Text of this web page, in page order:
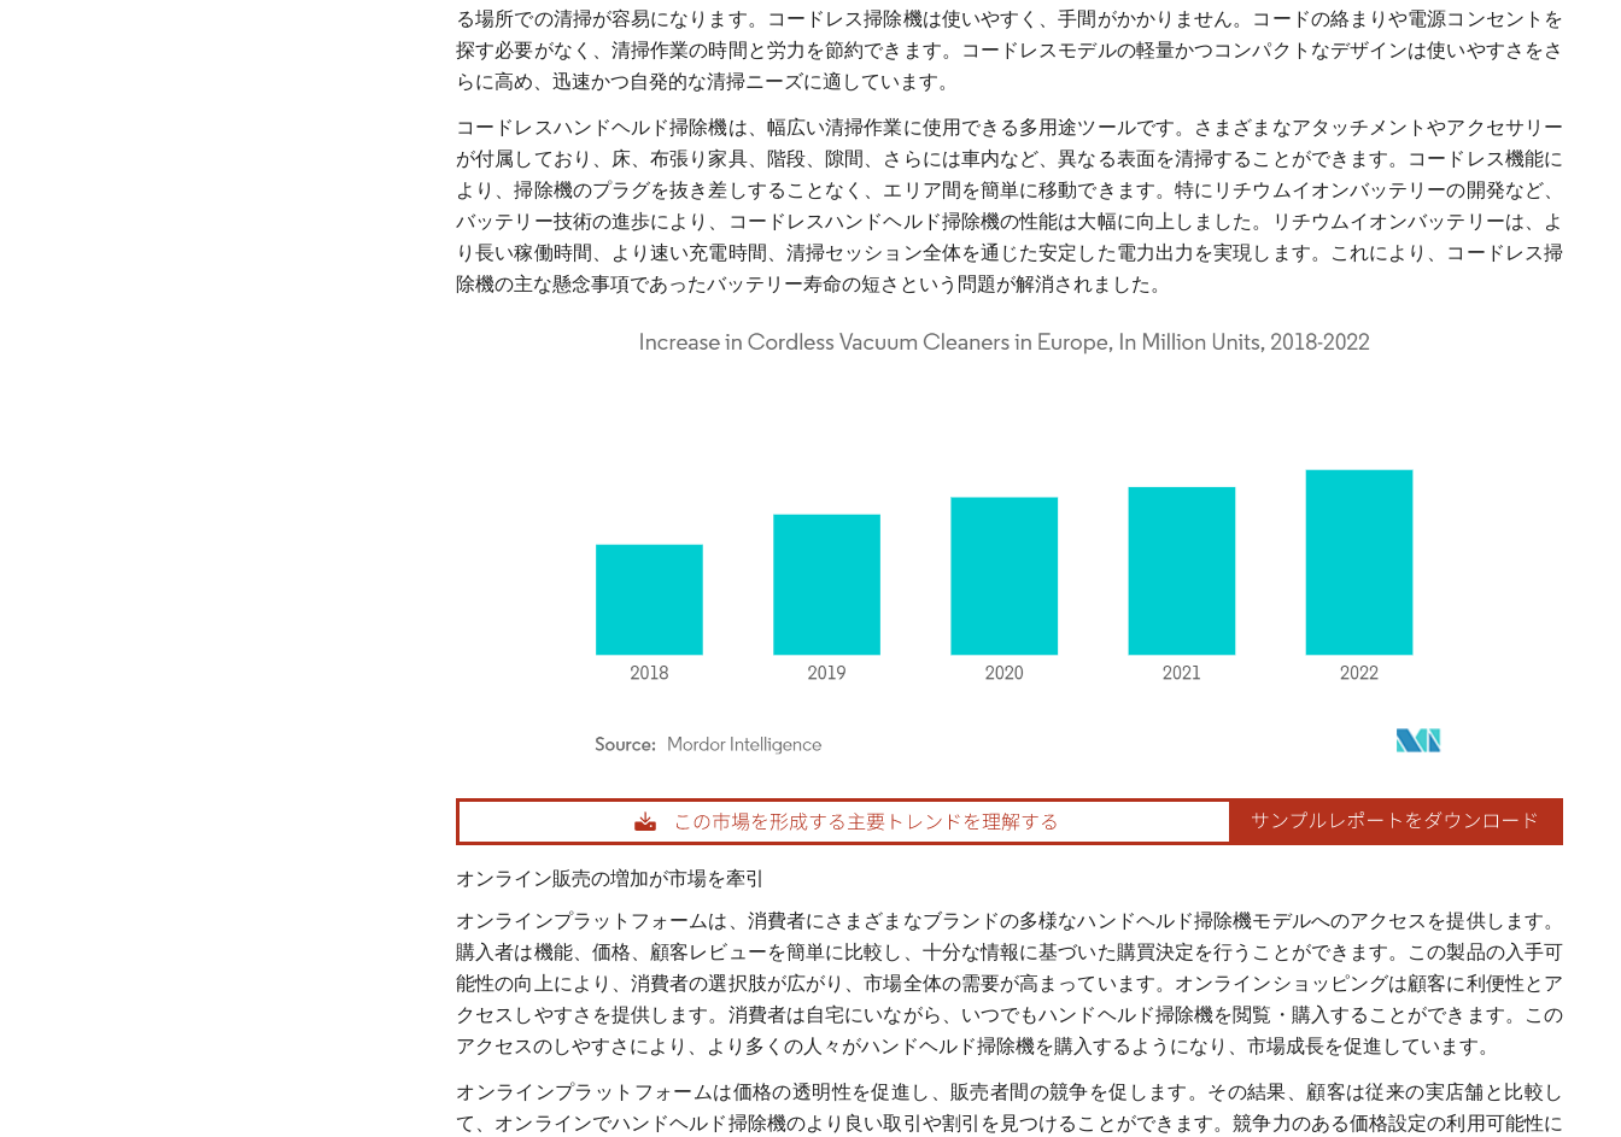
る場所での清掃が容易になります。コードレス掃除機は使いやすく、手間がかかりません。コードの絡まりや電源コンセントを
探す必要がなく、清掃作業の時間と労力を節約できます。コードレスモデルの軽量かつコンパクトなデザインは使いやすさをさ
らに高め、迅速かつ自発的な清掃ニーズに適しています。
コードレスハンドヘルド掃除機は、幅広い清掃作業に使用できる多用途ツールです。さまざまなアタッチメントやアクセサリー
が付属しており、床、布張り家具、階段、隙間、さらには車内など、異なる表面を清掃することができます。コードレス機能に
より、掃除機のプラグを抜き差しすることなく、エリア間を簡単に移動できます。特にリチウムイオンバッテリーの開発など、
バッテリー技術の進歩により、コードレスハンドヘルド掃除機の性能は大幅に向上しました。リチウムイオンバッテリーは、よ
り長い稼働時間、より速い充電時間、清掃セッション全体を通じた安定した電力出力を実現します。これにより、コードレス掃
除機の主な懸念事項であったバッテリー寿命の短さという問題が解消されました。
画像 © Mordor Intelligence。再利用にはCC BY 4.0の表示が必要です。
オンライン販売の増加が市場を牽引
オンラインプラットフォームは、消費者にさまざまなブランドの多様なハンドヘルド掃除機モデルへのアクセスを提供します。
購入者は機能、価格、顧客レビューを簡単に比較し、十分な情報に基づいた購買決定を行うことができます。この製品の入手可
能性の向上により、消費者の選択肢が広がり、市場全体の需要が高まっています。オンラインショッピングは顧客に利便性とア
クセスしやすさを提供します。消費者は自宅にいながら、いつでもハンドヘルド掃除機を閲覧・購入することができます。この
アクセスのしやすさにより、より多くの人々がハンドヘルド掃除機を購入するようになり、市場成長を促進しています。
オンラインプラットフォームは価格の透明性を促進し、販売者間の競争を促します。その結果、顧客は従来の実店舗と比較し
て、オンラインでハンドヘルド掃除機のより良い取引や割引を見つけることができます。競争力のある価格設定の利用可能性に